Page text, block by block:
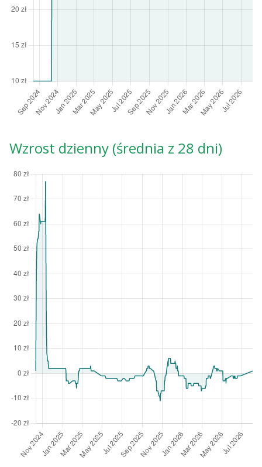
Wzrost dzienny (średnia z 28 dni)